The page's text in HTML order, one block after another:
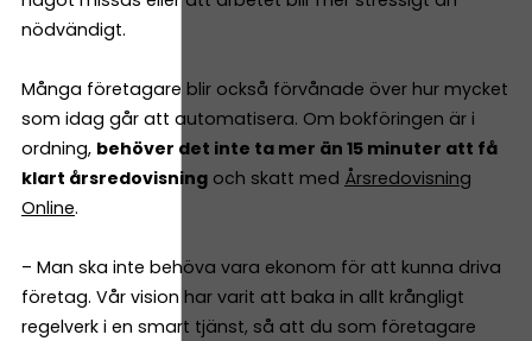
nödvändigt.
Många företagare blir också förvånade över hur mycket
som idag går att automatisera. Om bokföringen är i
ordning, behöver det inte ta mer än 15 minuter att få
klart årsredovisning och skatt med Årsredovisning
Online.
– Man ska inte behöva vara ekonom för att kunna driva
företag. Vår vision har varit att baka in allt krångligt
regelverk i en smart tjänst, så att du som företagare